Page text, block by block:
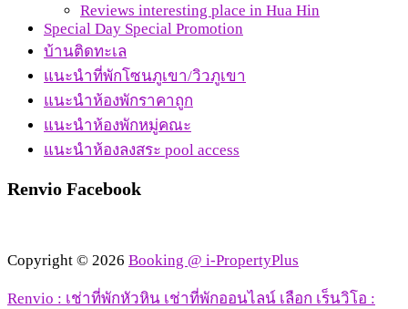
Reviews interesting place in Hua Hin
Special Day Special Promotion
บ้านติดทะเล
แนะนำที่พักโซนภูเขา/วิวภูเขา
แนะนำห้องพักราคาถูก
แนะนำห้องพักหมู่คณะ
แนะนำห้องลงสระ pool access
Renvio Facebook
Copyright © 2026 Booking @ i-PropertyPlus
Renvio : เช่าที่พักหัวหิน เช่าที่พักออนไลน์ เลือก เร็นวิโอ :